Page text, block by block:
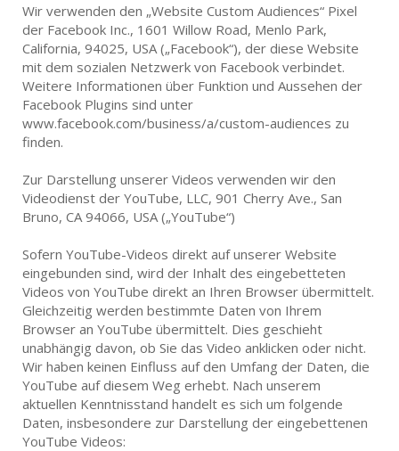
Wir verwenden den „Website Custom Audiences“ Pixel
der Facebook Inc., 1601 Willow Road, Menlo Park,
California, 94025, USA („Facebook“), der diese Website
mit dem sozialen Netzwerk von Facebook verbindet.
Weitere Informationen über Funktion und Aussehen der
Facebook Plugins sind unter
www.facebook.com/business/a/custom-audiences zu
finden.
Zur Darstellung unserer Videos verwenden wir den
Videodienst der YouTube, LLC, 901 Cherry Ave., San
Bruno, CA 94066, USA („YouTube“)
Sofern YouTube-Videos direkt auf unserer Website
eingebunden sind, wird der Inhalt des eingebetteten
Videos von YouTube direkt an Ihren Browser übermittelt.
Gleichzeitig werden bestimmte Daten von Ihrem
Browser an YouTube übermittelt. Dies geschieht
unabhängig davon, ob Sie das Video anklicken oder nicht.
Wir haben keinen Einfluss auf den Umfang der Daten, die
YouTube auf diesem Weg erhebt. Nach unserem
aktuellen Kenntnisstand handelt es sich um folgende
Daten, insbesondere zur Darstellung der eingebettenen
YouTube Videos: